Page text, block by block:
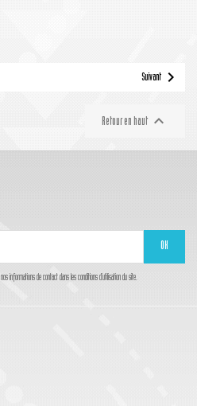
Suivant 
Retour en haut 
informations de contact dans les conditions d'utilisation du site.